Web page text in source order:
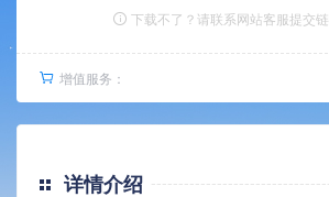
下载不了？请联系网站客服提交链
增值服务：
详情介绍